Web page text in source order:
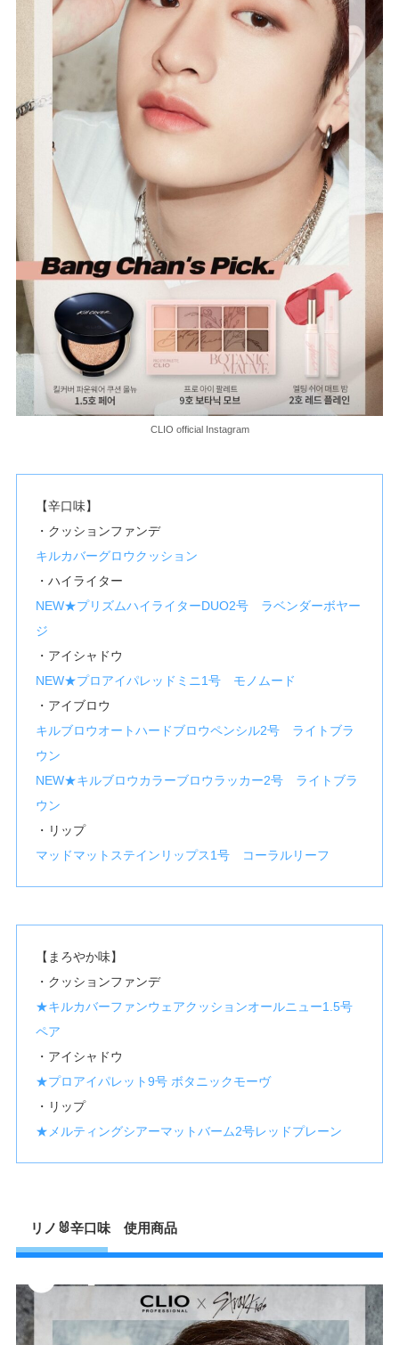
CLIO official Instagram
【辛口味】
・クッションファンデ
キルカバーグロウクッション
・ハイライター
NEW★プリズムハイライターDUO2号 ラベンダーボヤー
ジ
・アイシャドウ
NEW★プロアイパレッドミニ1号 モノムード
・アイブロウ
キルブロウオートハードブロウペンシル2号 ライトブラ
ウン
NEW★キルブロウカラーブロウラッカー2号 ライトブラ
ウン
・リップ
マッドマットステインリップス1号 コーラルリーフ
【まろやか味】
・クッションファンデ
★キルカバーファンウェアクッションオールニュー1.5号
ペア
・アイシャドウ
★プロアイパレット9号 ボタニックモーヴ
・リップ
★メルティングシアーマットバーム2号レッドプレーン
リノ🐰辛口味 使用商品